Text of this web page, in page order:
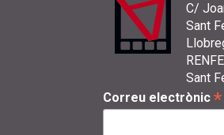
C/
Sant
Sant
Correu electrònic *